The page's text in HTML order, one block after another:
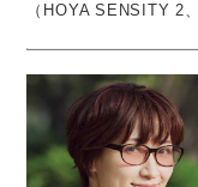
（HOYA SENSITY 2